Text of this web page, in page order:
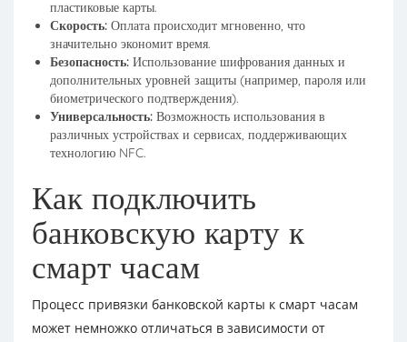
пластиковые карты.
Скорость: Оплата происходит мгновенно, что
значительно экономит время.
Безопасность: Использование шифрования данных и
дополнительных уровней защиты (например, пароля или
биометрического подтверждения).
Универсальность: Возможность использования в
различных устройствах и сервисах, поддерживающих
технологию NFC.
Как подключить
банковскую карту к
смарт часам
Процесс привязки банковской карты к смарт часам
может немножко отличаться в зависимости от